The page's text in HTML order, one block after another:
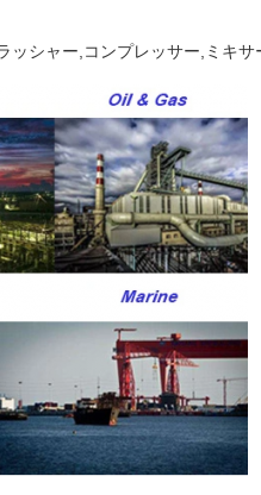
シャー,コンプレッサー,ミキ